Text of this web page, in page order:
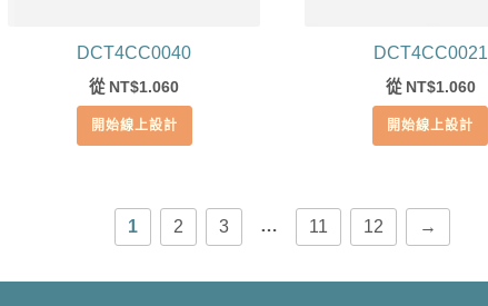
DCT4CC0040
從 NT$1.060
開始線上設計
DCT4CC0021
從 NT$1.060
開始線上設計
1 2 3 … 11 12 →